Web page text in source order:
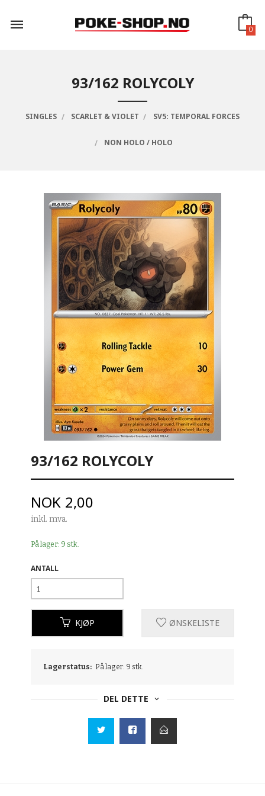
innholdet
0
93/162 ROLYCOLY
SINGLES SCARLET & VIOLET SV5: TEMPORAL FORCES
NON HOLO / HOLO
93/162 ROLYCOLY
Pris
NOK 2,00
inkl. mva.
På lager: 9 stk.
ANTALL
KJØP ØNSKELISTE
Lagerstatus: På lager: 9 stk.
DEL DETTE